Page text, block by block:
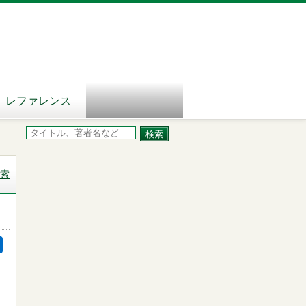
レファレンス